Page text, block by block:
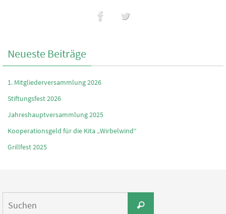
Neueste Beiträge
1. Mitgliederversammlung 2026
Stiftungsfest 2026
Jahreshauptversammlung 2025
Kooperationsgeld für die Kita „Wirbelwind“
Grillfest 2025
Suchen